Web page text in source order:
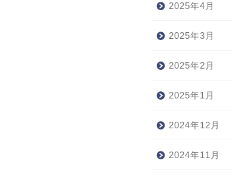
2025年4月
2025年3月
2025年2月
2025年1月
2024年12月
2024年11月